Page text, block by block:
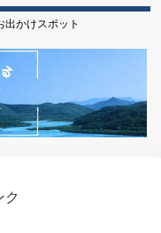
出かけスポット
ク